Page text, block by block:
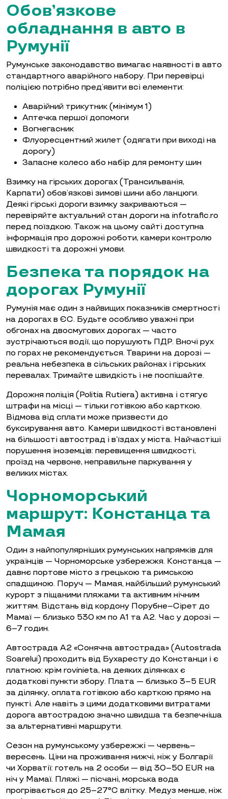
Обов’язкове
обладнання в авто в
Румунії
Румунське законодавство вимагає наявності в авто
стандартного аварійного набору. При перевірці
поліцією потрібно пред’явити всі елементи:
Аварійний трикутник (мінімум 1)
Аптечка першої допомоги
Вогнегасник
Флуоресцентний жилет (одягати при виході на
дорогу)
Запасне колесо або набір для ремонту шин
Взимку на гірських дорогах (Трансильванія,
Карпати) обов’язкові зимові шини або ланцюги.
Деякі гірські дороги взимку закриваються —
перевіряйте актуальний стан дороги на infotrafic.ro
перед поїздкою. Також на цьому сайті доступна
інформація про дорожні роботи, камери контролю
швидкості та дорожні умови.
Безпека та порядок на
дорогах Румунії
Румунія має один з найвищих показників смертності
на дорогах в ЄС. Будьте особливо уважні при
обгонах на двосмугових дорогах — часто
зустрічаються водії, що порушують ПДР. Вночі рух
по горах не рекомендується. Тварини на дорозі —
реальна небезпека в сільських районах і гірських
перевалах. Тримайте швидкість і не поспішайте.
Дорожня поліція (Politia Rutiera) активна і стягує
штрафи на місці — тільки готівкою або карткою.
Відмова від сплати може призвести до
буксирування авто. Камери швидкості встановлені
на більшості автострад і в’їздах у міста. Найчастіші
порушення іноземців: перевищення швидкості,
проїзд на червоне, неправильне паркування у
великих містах.
Чорноморський
маршрут: Констанца та
Мамая
Один з найпопулярніших румунських напрямків для
українців — Чорноморське узбережжя. Констанца —
давнє портове місто з грецькою та римською
спадщиною. Поруч — Мамая, найбільший румунський
курорт з піщаними пляжами та активним нічним
життям. Відстань від кордону Порубне–Сірет до
Мамаї — близько 530 км по A1 та A2. Час у дорозі —
6–7 годин.
Автострада A2 «Сонячна автострада» (Autostrada
Soarelui) проходить від Бухаресту до Констанци і є
платною: крім rovinieta, на деяких ділянках є
додаткові пункти збору. Плата — близько 3–5 EUR
за ділянку, оплата готівкою або карткою прямо на
пункті. Але навіть з цими додатковими витратами
дорога автострадою значно швидша та безпечніша
за альтернативні маршрути.
Сезон на румунському узбережжі — червень–
вересень. Ціни на проживання нижчі, ніж у Болгарії
чи Хорватії: готель на 2 особи — від 30–50 EUR на
ніч у Мамаї. Пляжі — пісчані, морська вода
прогрівається до 25–27°C влітку. Медуз менше, ніж